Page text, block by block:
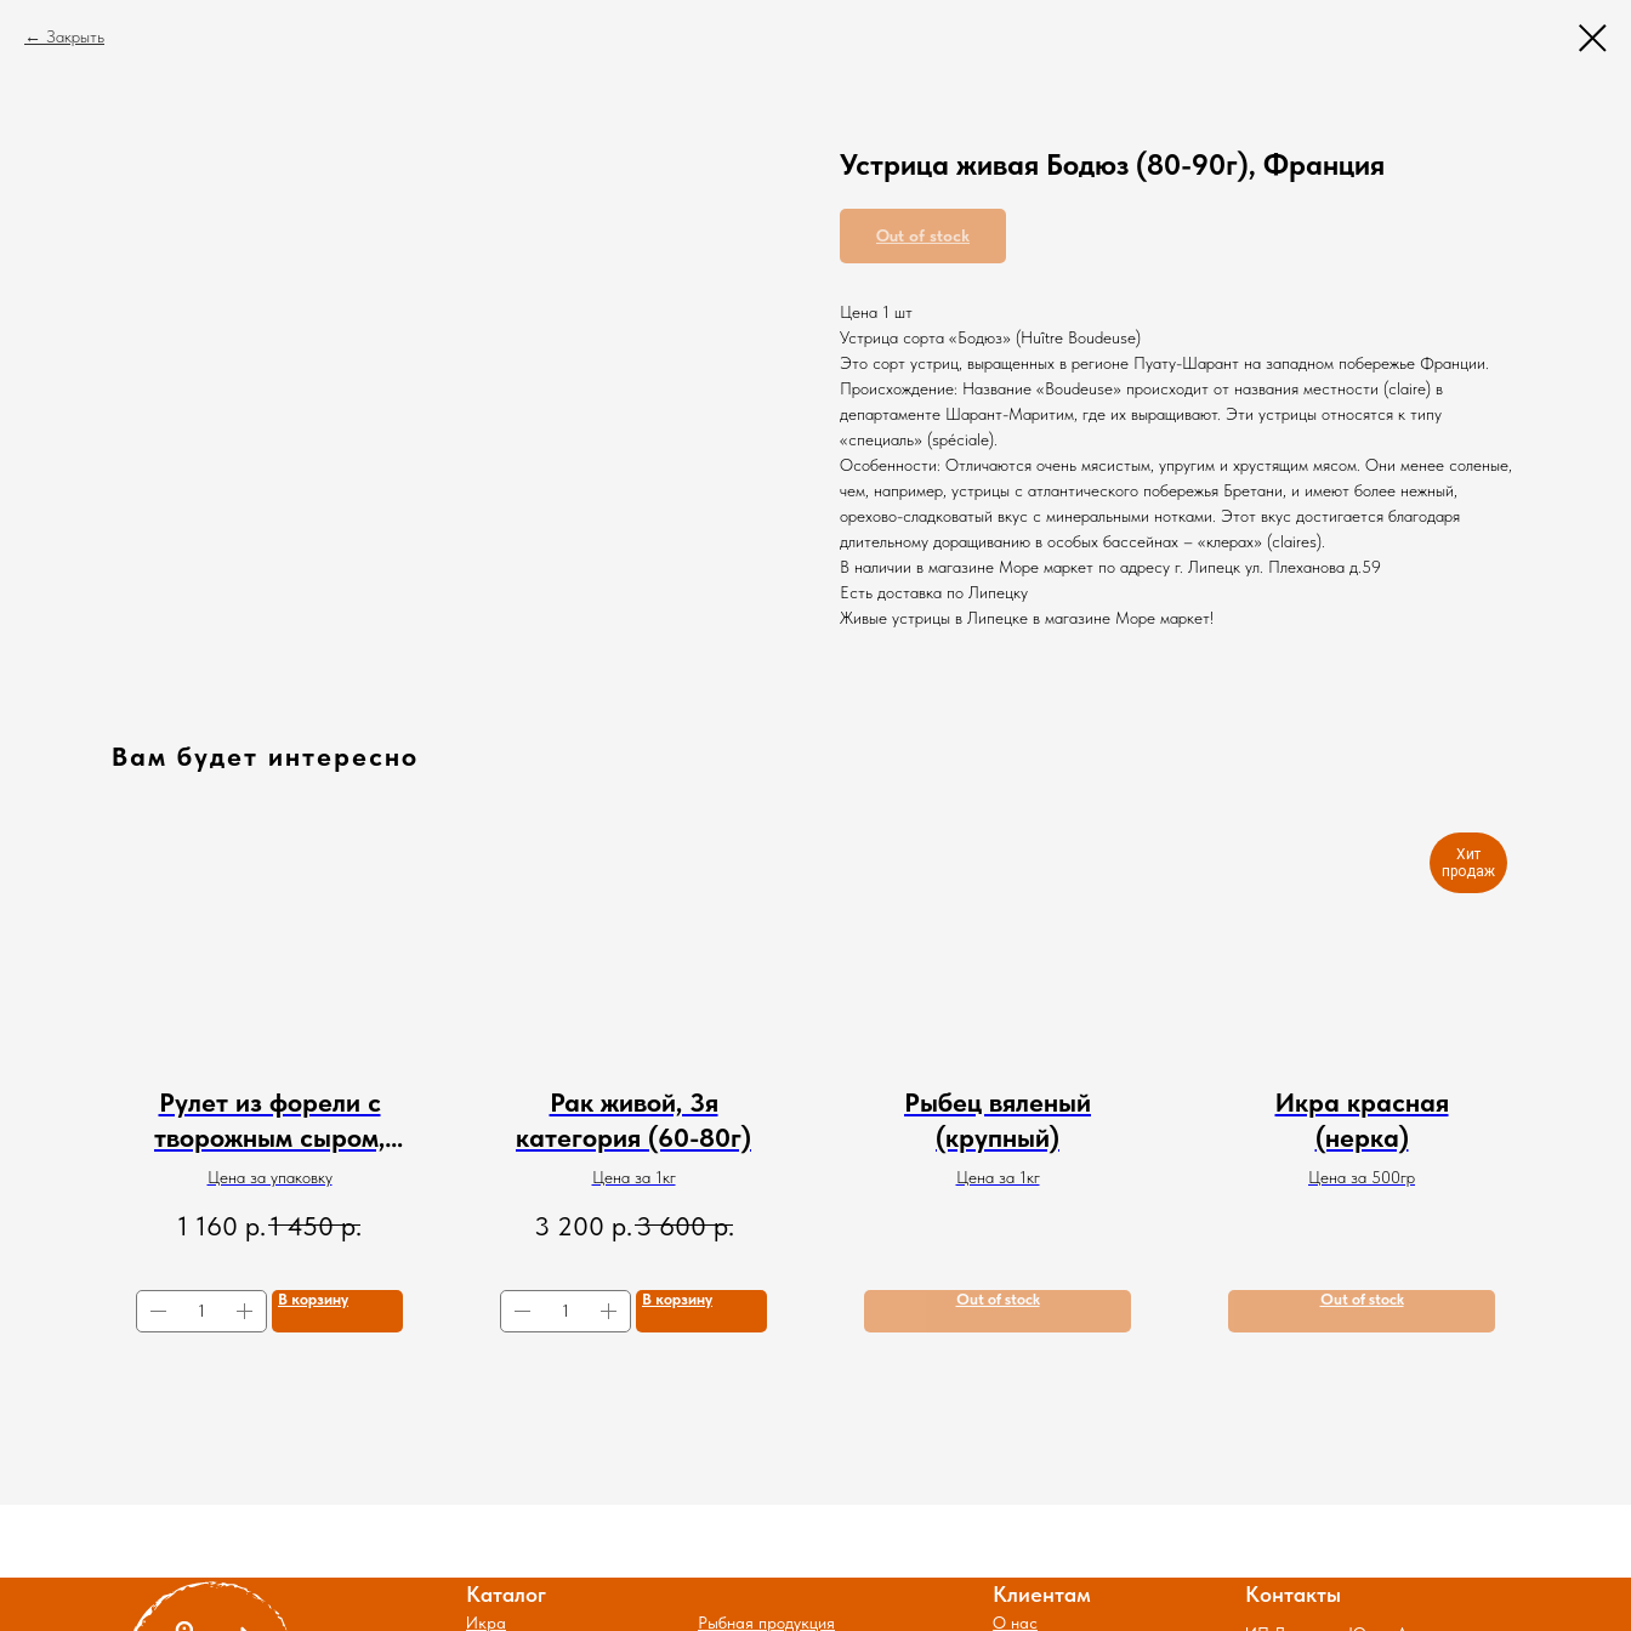
Закрыть
Устрица живая Бодюз (80-90г), Франция
Out of stock
Цена 1 шт
Устрица сорта «Бодюз» (Huître Boudeuse)
Это сорт устриц, выращенных в регионе Пуату-Шарант на западном побережье Франции.
Происхождение: Название «Boudeuse» происходит от названия местности (claire) в
департаменте Шарант-Маритим, где их выращивают. Эти устрицы относятся к типу
«специаль» (spéciale).
Особенности: Отличаются очень мясистым, упругим и хрустящим мясом. Они менее соленые,
чем, например, устрицы с атлантического побережья Бретани, и имеют более нежный,
орехово-сладковатый вкус с минеральными нотками. Этот вкус достигается благодаря
длительному доращиванию в особых бассейнах – «клерах» (claires).
В наличии в магазине Море маркет по адресу г. Липецк ул. Плеханова д.59
Есть доставка по Липецку
Живые устрицы в Липецке в магазине Море маркет!
Вам будет интересно
Рулет из форели с
творожным сыром,
креветкой и зеленью
Цена за упаковку
1 160 р.1 450 р.
В корзину
Рак живой, 3я
категория (60-80г)
Цена за 1кг
3 200 р.3 600 р.
В корзину
Рыбец вяленый
(крупный)
Цена за 1кг
Out of stock
Хит
продаж
Икра красная
(нерка)
Цена за 500гр
Out of stock
Рыбная продукция О нас
Икра
Каталог Клиентам Контакты